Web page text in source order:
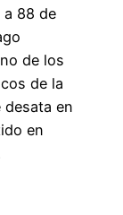
a 88 de
de los
de la
desata en
en